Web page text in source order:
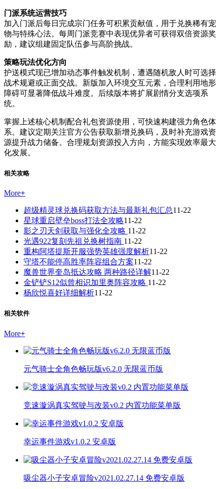
门派系统运营技巧
加入门派后每日完成宗门任务可积累贡献值，用于兑换稀有宠
物与特殊心法。每周门派竞赛中表现优异者可获得双倍资源奖
励，建议组建固定队伍参与高阶挑战。
策略玩法优化方向
护送模式现已增加动态事件触发机制，遭遇随机敌人时可选择
战术规避或正面交战。新版加入环境交互元素，合理利用地形
障碍可显著降低战斗难度。后续版本将扩展剧情分支选项系
统。
掌握上述核心机制配合礼包资源使用，可快速构建强力角色体
系。建议定期关注官方公告获取新增兑换码，及时补充游戏资
源提升战力储备。合理规划资源投入方向，方能实现效率最大
化发展。
相关攻略
More+
超级精灵球兑换码获取方法与最新礼包汇总11-22
星球重启壁垒boss打法全攻略11-22
影之刃天剑获取与强化全攻略 11-22
光遇922复刻先祖兑换树指南 11-22
重构阿塔提斯开服强势英雄强度解析11-22
守塔不能停高胜率阵容组合方案11-22
魔兽世界奎岛抵达攻略 两种路径详解11-22
金铲铲S12似曾相识加里奥阵容攻略 11-22
杨欣悦喜好详细解析11-22
相关软件
More+
元气骑士全角色畅玩版v6.2.0 无限蓝币版
竞速漩涡真实驾驶与改装v0.2 内置功能菜单版
幸运事件游戏v1.0.2 安卓版
吸尘器小子安卓冒险v2021.02.27.14 免费安卓版